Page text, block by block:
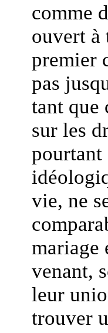
comme
ouvert à
premier
pas
tant que
sur les
pourtant
vie, ne
mariage
venant,
leur
trouver